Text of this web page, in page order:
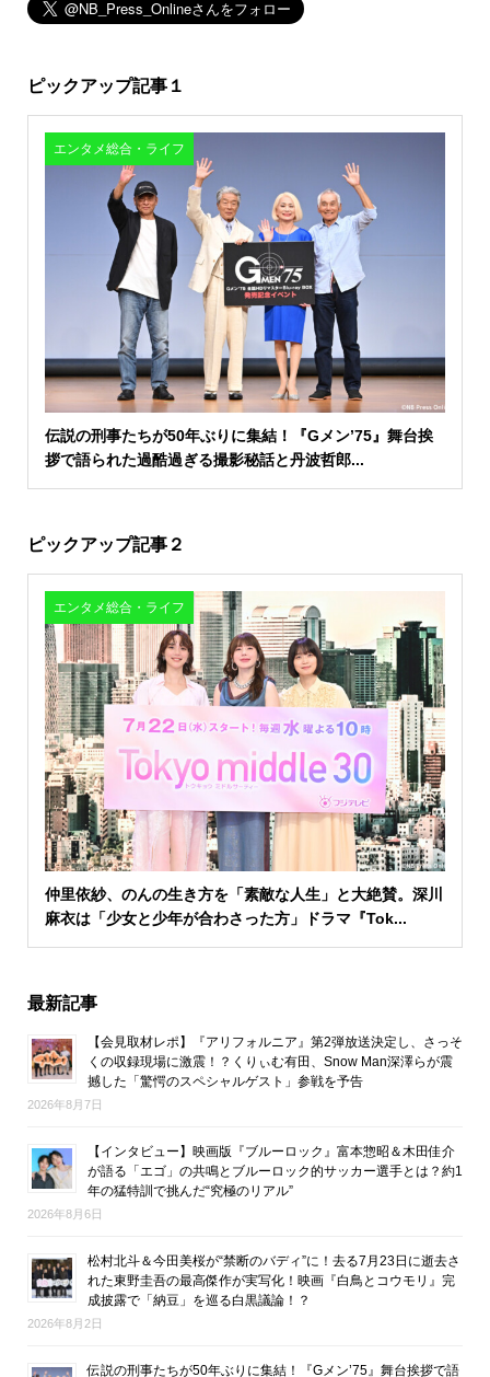
ピックアップ記事１
エンタメ総合・ライフ
伝説の刑事たちが50年ぶりに集結！『Gメン’75』舞台挨
拶で語られた過酷過ぎる撮影秘話と丹波哲郎...
ピックアップ記事２
エンタメ総合・ライフ
仲里依紗、のんの生き方を「素敵な人生」と大絶賛。深川
麻衣は「少女と少年が合わさった方」ドラマ『Tok...
最新記事
【会見取材レポ】『アリフォルニア』第2弾放送決定し、さっそ
くの収録現場に激震！？くりぃむ有田、Snow Man深澤らが震
撼した「驚愕のスペシャルゲスト」参戦を予告
2026年8月7日
【インタビュー】映画版『ブルーロック』富本惣昭＆木田佳介
が語る「エゴ」の共鳴とブルーロック的サッカー選手とは？約1
年の猛特訓で挑んだ“究極のリアル”
2026年8月6日
松村北斗＆今田美桜が“禁断のバディ”に！去る7月23日に逝去さ
れた東野圭吾の最高傑作が実写化！映画『白鳥とコウモリ』完
成披露で「納豆」を巡る白黒議論！？
2026年8月2日
伝説の刑事たちが50年ぶりに集結！『Gメン’75』舞台挨拶で語